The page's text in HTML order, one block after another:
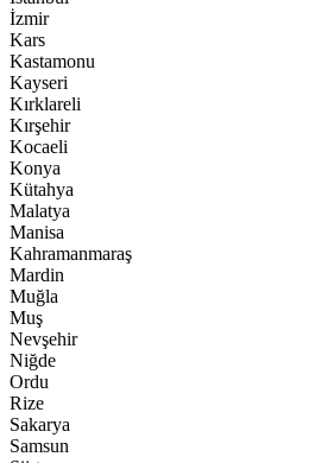
İzmir
Kars
Kastamonu
Kayseri
Kırklareli
Kırşehir
Kocaeli
Konya
Kütahya
Malatya
Manisa
Kahramanmaraş
Mardin
Muğla
Muş
Nevşehir
Niğde
Ordu
Rize
Sakarya
Samsun